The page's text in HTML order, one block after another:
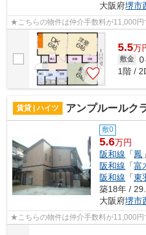
大阪府堺市
★こちらの物件は仲介手数料が11,000
5.5万
敷金 0
1階 /
賃貸 | ハイツ アンプルールク
敷0
5.6万円
阪和線 「鳳
阪和線 「富
阪和線 「東
築18年 /
大阪府堺市
★こちらの物件は仲介手数料が11,000